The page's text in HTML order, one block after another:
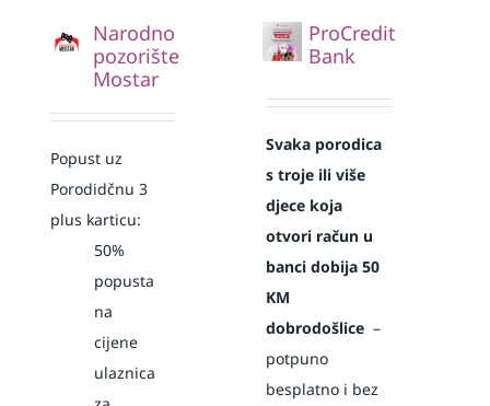
Narodno
pozorište
Mostar
Popust uz
Porodidčnu 3
plus karticu:
50%
popusta
na
cijene
ulaznica
ProCredit
Bank
Svaka porodica
s troje ili više
djece koja
otvori račun u
banci dobija 50
KM
dobrodošlice –
potpuno
besplatno i bez